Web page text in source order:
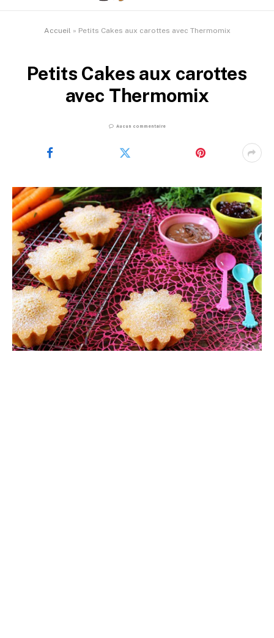
Accueil » Petits Cakes aux carottes avec Thermomix
Petits Cakes aux carottes
avec Thermomix
Aucun commentaire